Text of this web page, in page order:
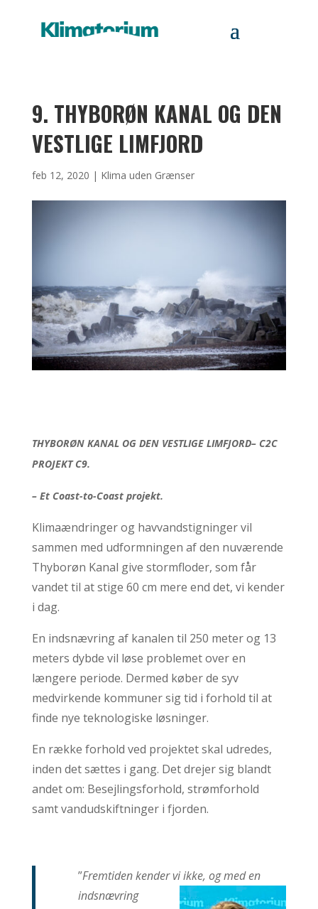
9. THYBORØN KANAL OG DEN
VESTLIGE LIMFJORD
feb 12, 2020 | Klima uden Grænser
THYBORØN KANAL OG DEN VESTLIGE LIMFJORD– C2C
PROJEKT C9.
– Et Coast-to-Coast projekt.
Klimaændringer og havvandstigninger vil
sammen med udformningen af den nuværende
Thyborøn Kanal give stormfloder, som får
vandet til at stige 60 cm mere end det, vi kender
i dag.
En indsnævring af kanalen til 250 meter og 13
meters dybde vil løse problemet over en
længere periode. Dermed køber de syv
medvirkende kommuner sig tid i forhold til at
finde nye teknologiske løsninger.
En række forhold ved projektet skal udredes,
inden det sættes i gang. Det drejer sig blandt
andet om: Besejlingsforhold, strømforhold
samt vandudskiftninger i fjorden.
”Fremtiden kender vi ikke, og med en
indsnævring